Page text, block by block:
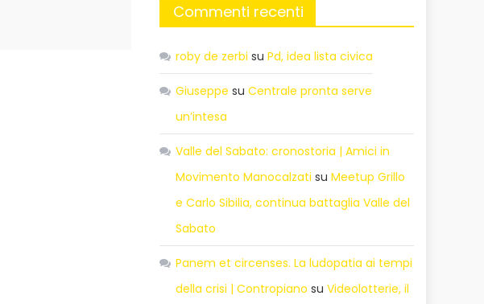
Commenti recenti
roby de zerbi suPd, idea lista civica
Giuseppe suCentrale pronta serve
un’intesa
Valle del Sabato: cronostoria | Amici in
Movimento Manocalzati suMeetup Grillo
e Carlo Sibilia, continua battaglia Valle del
Sabato
Panem et circenses. La ludopatia ai tempi
della crisi | Contropiano suVideolotterie, il